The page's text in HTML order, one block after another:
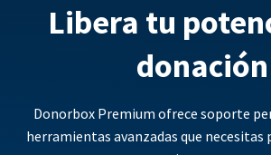
Libera tu
donación
Donorbox Premium ofrece soporte
herramientas avanzadas que